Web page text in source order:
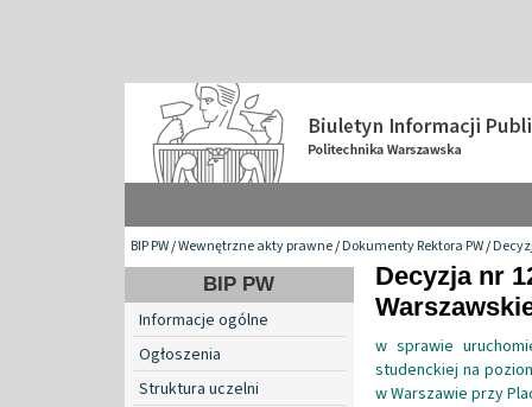
BIP PW/Wewnętrzne akty prawne/Dokumenty Rektora PW/
BIP PW
Informacje ogólne
Ogłoszenia
Struktura uczelni
Decyzja nr
w sprawie
studenckiej na
w Warszawie przy